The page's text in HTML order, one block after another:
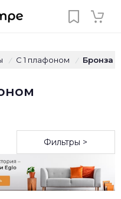
/ С 1 плафоном / Бронза
Фильтры >